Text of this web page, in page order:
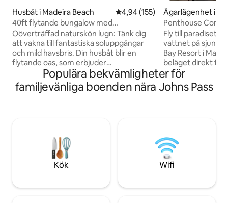
Husbåt i Madeira Beach 4,94 av 5 i genomsnittligt
4,94 (155)
40ft flytande bungalow med
semesterförmåner
Oöverträffad naturskön lugn: Tänk dig
att vakna till fantastiska soluppgångar
och mild havsbris. Din husbåt blir en
flytande oas, som erbjuder
bekvämligheter som ett hotell men
flytande. Exklusiv tillgång till
semesterorten tvärs över gatan på
medan du lagar mat på Beach Resort.
Ingen grill på båten. *Båten står stilla vid
bryggan. **RÖRELSEJUCK?? VÄNLIGEN
BOKA INTE**
Ägarlägenhet i
ch
Penthouse
Beach + Johns
Fly till paradiset i
vattnet på sjunde
Bay Resort i
beläget direkt
stranden, beläget
vid vattnet, och
John's Pass
hemifrån, njut av
soluppgången,
och downtown
Populära bekvämligheter för
familjevänliga boenden nära Johns Pass
Kök Wifi